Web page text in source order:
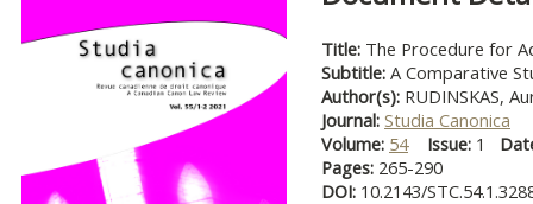
Title: The Procedure for
Subtitle: A Comparative
Author(s): RUDINSKAS,
Journal: Studia Canonica
Volume: 54 Issue: 1
Pages: 265-290
DOI: 10.2143/